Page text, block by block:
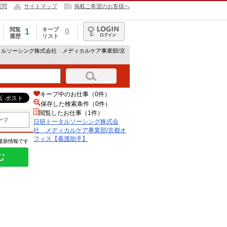
問 サイトマップ 掲載ご希望のお客様へ
閲覧
履歴
1
キープ
リスト
0
ログイン
ルソーシング株式会社 メディカルケア事業部/京
プ
新情報です
キープ中のお仕事（0件）
保存した検索条件（0件）
閲覧したお仕事（1件）
日研トータルソーシング株式会
社 メディカルケア事業部/京都オ
フィス【看護助手】